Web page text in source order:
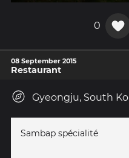
0
08 September 2015
Restaurant
Gyeongju, South
Sambap spécialité